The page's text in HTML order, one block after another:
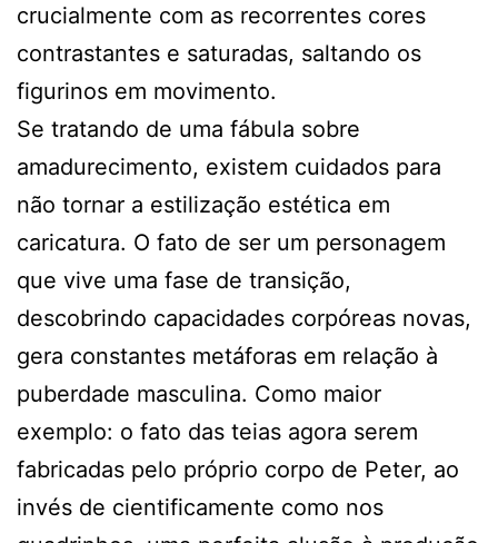
crucialmente com as recorrentes cores
contrastantes e saturadas, saltando os
figurinos em movimento.
Se tratando de uma fábula sobre
amadurecimento, existem cuidados para
não tornar a estilização estética em
caricatura. O fato de ser um personagem
que vive uma fase de transição,
descobrindo capacidades corpóreas novas,
gera constantes metáforas em relação à
puberdade masculina. Como maior
exemplo: o fato das teias agora serem
fabricadas pelo próprio corpo de Peter, ao
invés de cientificamente como nos